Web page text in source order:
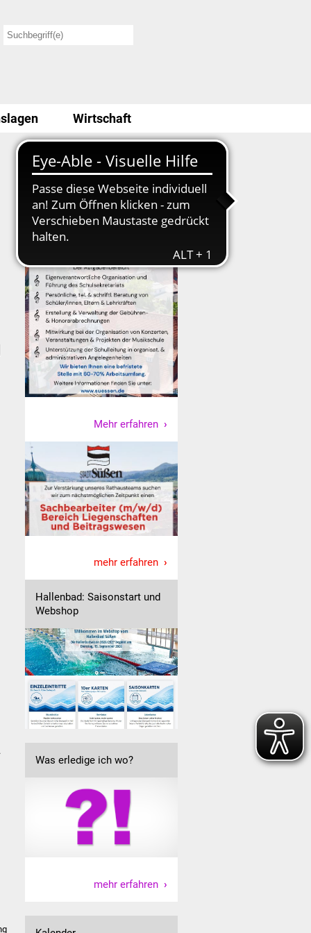
Wirtschaft
Stellenausschreibung
Mehr erfahren
mehr erfahren
Hallenbad: Saisonstart und
Webshop
Was erledige ich wo?
mehr erfahren